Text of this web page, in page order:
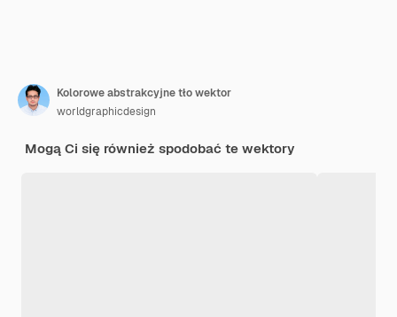
Kolorowe abstrakcyjne tło wektor
worldgraphicdesign
Mogą Ci się również spodobać te wektory